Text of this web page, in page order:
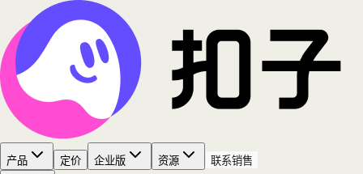
产品 定价 企业版 资源
联系销售